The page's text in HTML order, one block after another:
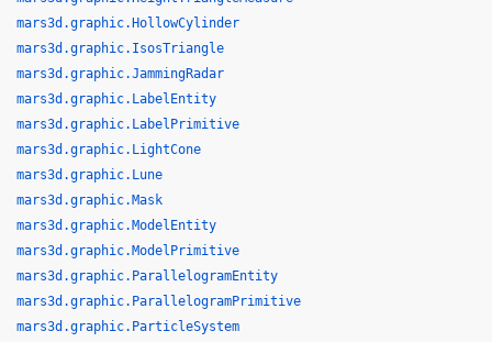
mars3d.graphic.HollowCylinder
mars3d.graphic.IsosTriangle
mars3d.graphic.JammingRadar
mars3d.graphic.LabelEntity
mars3d.graphic.LabelPrimitive
mars3d.graphic.LightCone
mars3d.graphic.Lune
mars3d.graphic.Mask
mars3d.graphic.ModelEntity
mars3d.graphic.ModelPrimitive
mars3d.graphic.ParallelogramEntity
mars3d.graphic.ParallelogramPrimitive
mars3d.graphic.ParticleSystem